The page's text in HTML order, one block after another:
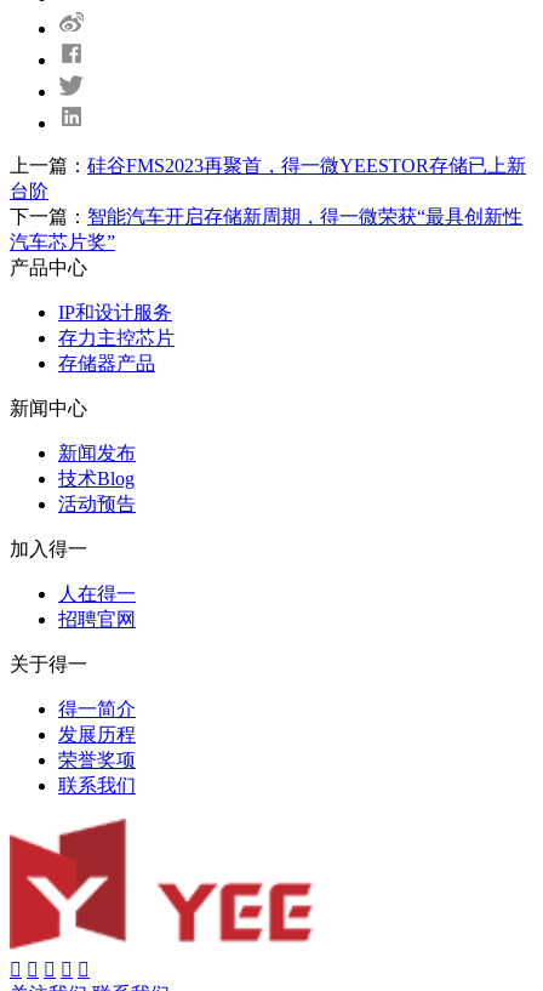
上一篇： 硅谷FMS2023再聚首，得一微YEESTOR存储已上新
台阶
下一篇： 智能汽车开启存储新周期，得一微荣获“最具创新性
汽车芯片奖”
产品中心
IP和设计服务
存力主控芯片
存储器产品
新闻中心
新闻发布
技术Blog
活动预告
加入得一
人在得一
招聘官网
关于得一
得一简介
发展历程
荣誉奖项
联系我们